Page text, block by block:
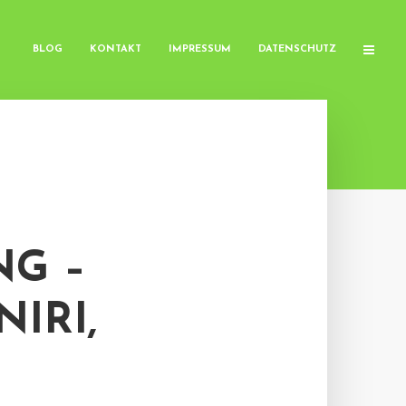
BLOG KONTAKT IMPRESSUM DATENSCHUTZ
–